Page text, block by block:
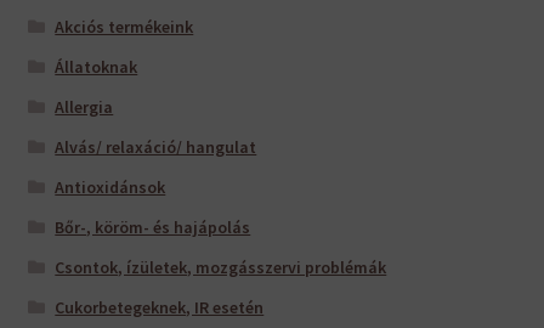
Akciós termékeink
Állatoknak
Allergia
Alvás/ relaxáció/ hangulat
Antioxidánsok
Bőr-, köröm- és hajápolás
Csontok, ízületek, mozgásszervi problémák
Cukorbetegeknek, IR esetén